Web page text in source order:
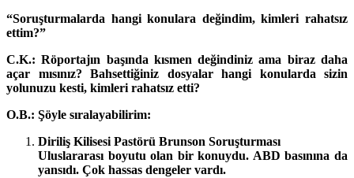
“Soruşturmalarda hangi konulara değindim, kimleri rahatsız
ettim?”
C.K.: Röportajın başında kısmen değindiniz ama biraz daha
açar mısınız? Bahsettiğiniz dosyalar hangi konularda sizin
yolunuzu kesti, kimleri rahatsız etti?
O.B.: Şöyle sıralayabilirim:
Diriliş Kilisesi Pastörü Brunson Soruşturması
Uluslararası boyutu olan bir konuydu. ABD basınına da
yansıdı. Çok hassas dengeler vardı.